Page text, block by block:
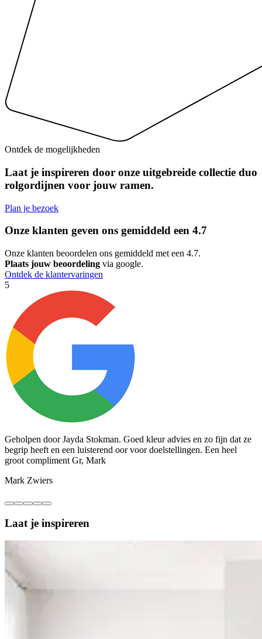
Ontdek de mogelijkheden
Laat je inspireren door onze uitgebreide collectie duo
rolgordijnen voor jouw ramen.
Plan je bezoek
Onze klanten geven ons gemiddeld een 4.7
Onze klanten beoordelen ons gemiddeld met een 4.7.
Plaats jouw beoordeling via google.
Ontdek de klantervaringen
5
Geholpen door Jayda Stokman. Goed kleur advies en zo fijn dat ze
begrip heeft en een luisterend oor voor doelstellingen. Een heel
groot compliment Gr, Mark
Mark Zwiers
Laat je inspireren